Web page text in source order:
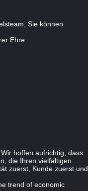
Sie können
Ehre.
hoffen aufrichtig, dass
die Ihren vielfältigen
zuerst, Kunde zuerst und
trend of economic